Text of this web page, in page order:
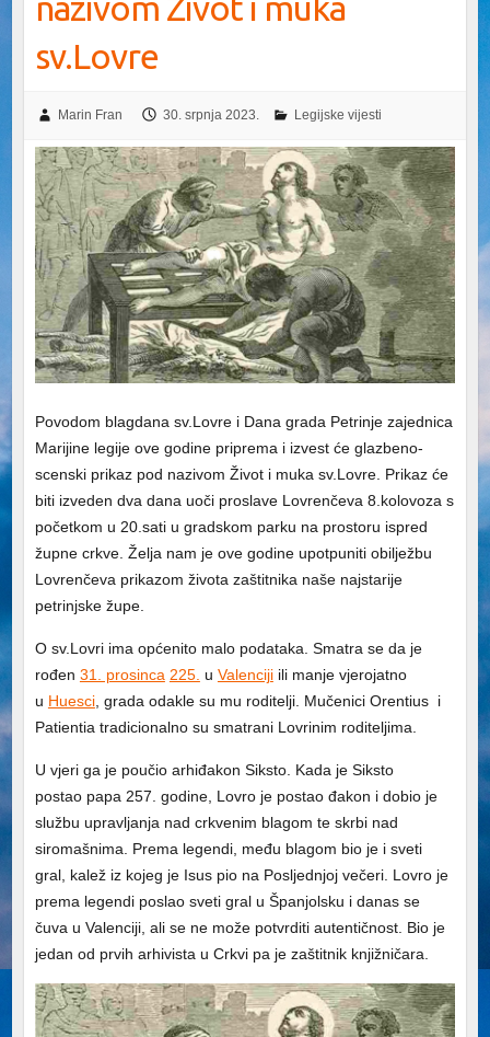
sv.Lovre
Marin Fran 30. srpnja 2023. Legijske vijesti
Povodom blagdana sv.Lovre i Dana grada Petrinje zajednica
Marijine legije ove godine priprema i izvest će glazbeno-
scenski prikaz pod nazivom Život i muka sv.Lovre. Prikaz će
biti izveden dva dana uoči proslave Lovrenčeva 8.kolovoza s
početkom u 20.sati u gradskom parku na prostoru ispred
župne crkve. Želja nam je ove godine upotpuniti obilježbu
Lovrenčeva prikazom života zaštitnika naše najstarije
petrinjske župe.
O sv.Lovri ima općenito malo podataka. Smatra se da je
rođen 31. prosinca 225. u Valencijiili manje vjerojatno
u Huesci, grada odakle su mu roditelji. Mučenici Orentius i
Patientia tradicionalno su smatrani Lovrinim roditeljima.
U vjeri ga je poučio arhiđakon Siksto. Kada je Siksto
postao papa 257. godine, Lovro je postao đakon i dobio je
službu upravljanja nad crkvenim blagom te skrbi nad
siromašnima. Prema legendi, među blagom bio je i sveti
gral, kaležiz kojeg je Isuspio na Posljednjoj večeri. Lovro je
prema legendi poslao sveti gral u Španjolsku i danas se
čuva u Valenciji, ali se ne može potvrditi autentičnost. Bio je
jedan od prvih arhivista u Crkvi pa je zaštitnik knjižničara